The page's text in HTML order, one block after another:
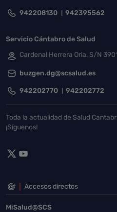
942208130 942395562
Servicio Cántabro de Salud
Cardenal Herrera Oria, S/N
buzgen.dg@scsalud.es
942202770 942202772
Toda la actualidad de Salud
¡Síguenos!
Accesos directos
MiSalud@SCS